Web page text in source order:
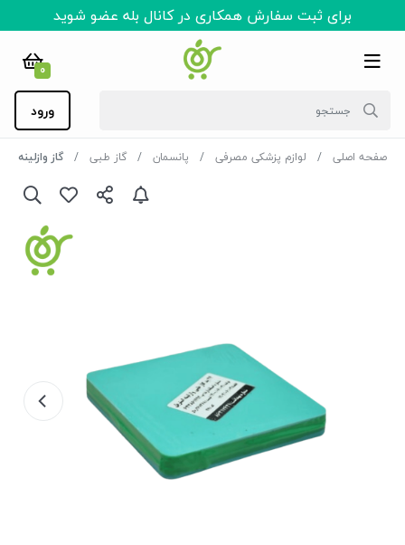
برای ثبت سفارش همکاری در کانال بله عضو شوید
0
ورود
صفحه اصلی لوازم پزشکی مصرفی پانسمان گاز طبی گاز وازلینه 24 پدی سپاهان بهبود